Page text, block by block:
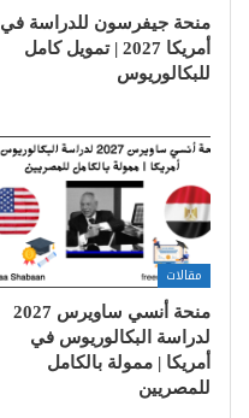
منحة جيفرسون للدراسة في
أمريكا 2027 | تمويل كامل
للبكالوريوس
مقالات
منحة أنسي ساويرس 2027
لدراسة البكالوريوس في
أمريكا | ممولة بالكامل
للمصريين